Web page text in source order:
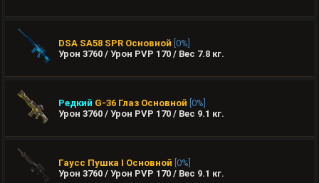
DSA SA58 SPR Основной [0%]
Урон 3760 / Урон PVP 170 / Вес 7.8 кг.
Редкий G-36 Глаз Основной [0%]
Урон 3760 / Урон PVP 170 / Вес 9.1 кг.
Гаусс Пушка I Основной [0%]
Урон 3760 / Урон PVP 170 / Вес 9.1 кг.